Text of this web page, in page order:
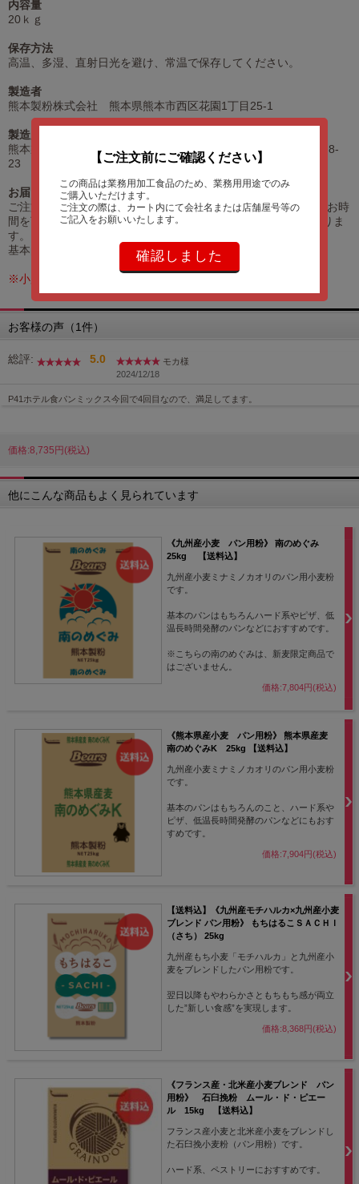
内容量
20ｋｇ
保存方法
高温、多湿、直射日光を避け、常温で保存してください。
製造者
熊本製粉株式会社 熊本県熊本市西区花園1丁目25-1
製造所
熊本製粉株式会社 福岡工場 福岡県福岡市東区箱崎ふ頭6丁目8-
23
お届けについて
ご注文頂いてから、お客様が商品を手にするまで、 約4～7日のお時
間を頂戴しております。（休業日を除く・地域によって差がありま
す。）
基本的には、ご注文後７営業日以内の出荷となります。
※小麦、卵、乳を使用した施設で製造 しています。
お客様の声（1件）
総評: 5.0
モカ様
2024/12/18
P41ホテル食パンミックス今回で4回目なので、満足してます。
価格:8,735円(税込)
他にこんな商品もよく見られています
《九州産小麦 パン用粉》 南のめぐみ
25kg 【送料込】
九州産小麦ミナミノカオリのパン用小麦粉
です。
基本のパンはもちろんハード系やピザ、低
温長時間発酵のパンなどにおすすめです。
※こちらの南のめぐみは、新麦限定商品で
はございません。
価格:7,804円(税込)
《熊本県産小麦 パン用粉》 熊本県産麦
南のめぐみK 25kg 【送料込】
九州産小麦ミナミノカオリのパン用小麦粉
です。
基本のパンはもちろんのこと、ハード系や
ピザ、低温長時間発酵のパンなどにもおす
すめです。
価格:7,904円(税込)
【送料込】《九州産モチハルカ×九州産小麦
ブレンド パン用粉》 もちはるこＳＡＣＨＩ
（さち） 25kg
九州産もち小麦「モチハルカ」と九州産小
麦をブレンドしたパン用粉です。
翌日以降もやわらかさともちもち感が両立
した”新しい食感”を実現します。
価格:8,368円(税込)
《フランス産・北米産小麦ブレンド パン
用粉》 石臼挽粉 ムール・ド・ピエー
ル 15kg 【送料込】
フランス産小麦と北米産小麦をブレンドし
た石臼挽小麦粉（パン用粉）です。
ハード系、ペストリーにおすすめです。
【ご注文前にご確認ください】
この商品は業務用加工食品のため、業務用用途でのみ
ご購入いただけます。
ご注文の際は、カート内にて会社名または店舗屋号等の
ご記入をお願いいたします。
確認しました